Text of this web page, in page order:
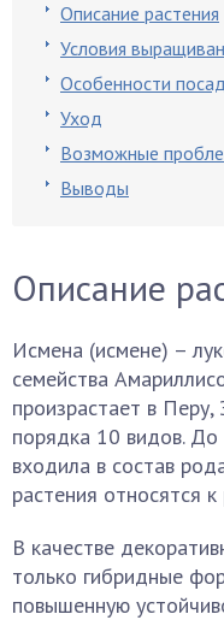
Описание растения
Условия
Особенности
Уход
Возможные
Выводы
Описание
Исмена (исмене) –
семейства
произрастает в Перу,
порядка 10 видов. До
входила в состав
растения относятся
В качестве
только гибридные
повышенную